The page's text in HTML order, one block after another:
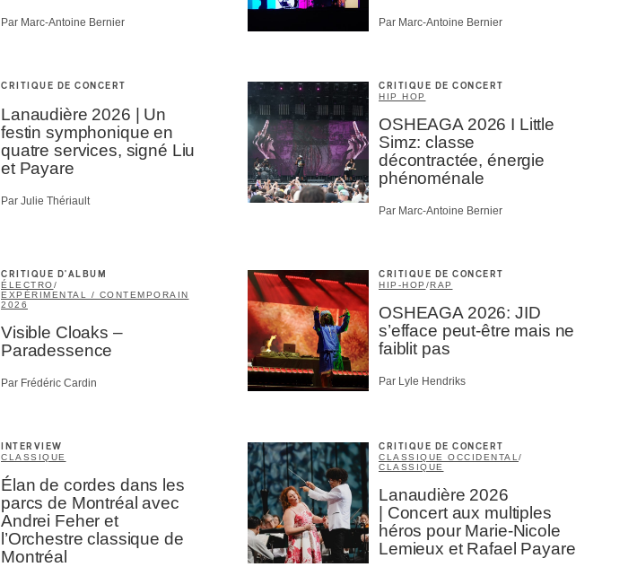
Par Marc-Antoine Bernier Par Marc-Antoine Bernier
CRITIQUE DE CONCERT
Lanaudière 2026 | Un
festin symphonique en
quatre services, signé Liu
et Payare
Par Julie Thériault
CRITIQUE DE CONCERT
HIP HOP
OSHEAGA 2026 I Little
Simz: classe
décontractée, énergie
phénoménale
Par Marc-Antoine Bernier
CRITIQUE D'ALBUM
ÉLECTRO/
EXPÉRIMENTAL / CONTEMPORAIN
2026
Visible Cloaks –
Paradessence
Par Frédéric Cardin
CRITIQUE DE CONCERT
HIP-HOP /RAP
OSHEAGA 2026: JID
s’efface peut-être mais ne
faiblit pas
Par Lyle Hendriks
INTERVIEW
CLASSIQUE
Élan de cordes dans les
parcs de Montréal avec
Andrei Feher et
l’Orchestre classique de
Montréal
CRITIQUE DE CONCERT
CLASSIQUE OCCIDENTAL/
CLASSIQUE
Lanaudière 2026
| Concert aux multiples
héros pour Marie-Nicole
Lemieux et Rafael Payare